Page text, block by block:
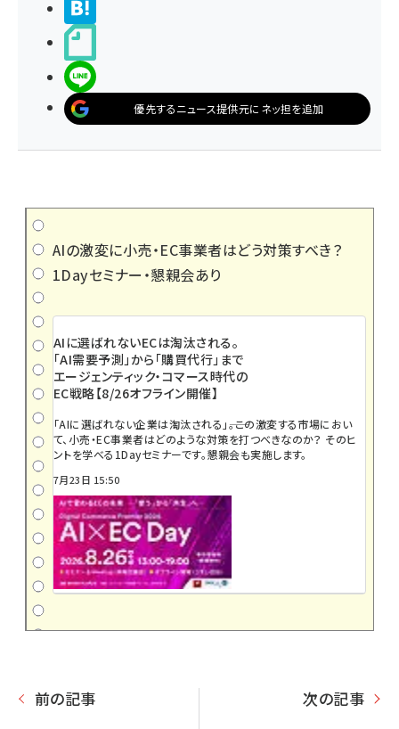
優先するニュース提供元にネッ担を追加
AIの激変に小売・EC事業者はどう対策すべき？
1Dayセミナー・懇親会あり
AIに選ばれないECは淘汰される。
「AI需要予測」から「購買代行」まで
エージェンティック・コマース時代の
EC戦略【8/26オフライン開催】
「AIに選ばれない企業は淘汰される」――。この激変する市場におい
て、小売・EC事業者はどのような対策を打つべきなのか？ そのヒ
ントを学べる1Dayセミナーです。懇親会も実施します。
7月23日 15:50
前の記事 次の記事